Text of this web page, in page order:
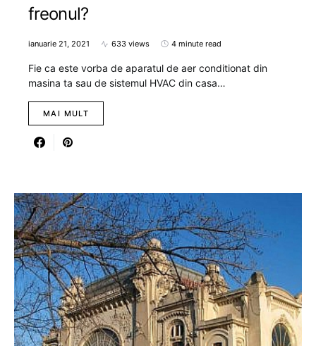
freonul?
ianuarie 21, 2021 633 views 4 minute read
Fie ca este vorba de aparatul de aer conditionat din
masina ta sau de sistemul HVAC din casa…
MAI MULT